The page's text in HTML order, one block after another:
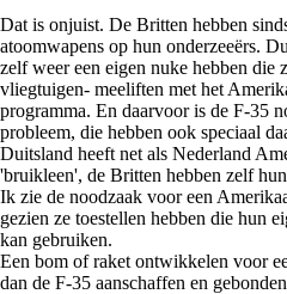
Dat is onjuist. De Britten hebben
atoomwapens op hun onderzeeërs.
zelf weer een eigen nuke hebben die
vliegtuigen- meeliften met het
programma. En daarvoor is de F-35
probleem, die hebben ook speciaal
Duitsland heeft net als Nederland
'bruikleen', de Britten hebben zelf
Ik zie de noodzaak voor een
gezien ze toestellen hebben die hun
kan gebruiken.
Een bom of raket ontwikkelen voor
dan de F-35 aanschaffen en